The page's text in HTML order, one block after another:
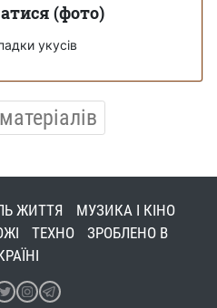
(фото)
укусів
ЖИТТЯ
МУЗИКА І КІНО
ТЕХНО
ЗРОБЛЕНО В